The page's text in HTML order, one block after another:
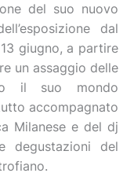
del suo nuovo
dal
giugno, a partire
un assaggio delle
il suo mondo
accompagnato
Milanese e del dj
degustazioni del